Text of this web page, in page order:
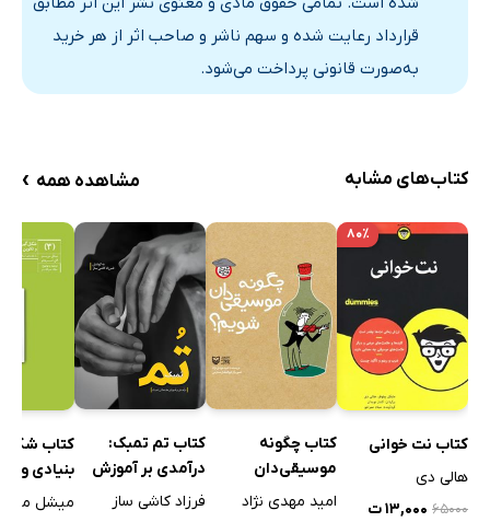
پیوست الف: نمونه‌های صوتی
پیوست ب: جدول آکوردها
قرارداد رعایت شده و سهم ناشر و صاحب اثر از هر خرید
به‌صورت قانونی پرداخت می‌شود.
کتاب‌های مشابه مشاهده همه ›
۸۰٪
کتاب نت‌ خوانی
هالی دی
۶۵۰۰۰ ۱۳,۰۰۰ ت
کتاب چگونه
موسیقی‌دان
شویم؟
امید مهدی نژاد
کتاب تم تمبک:
درآمدی بر آموزش
مقدماتی تمبک
فرزاد کاشی ساز
کتاب شکل
بنیادی و
مبانی
میشل مریو